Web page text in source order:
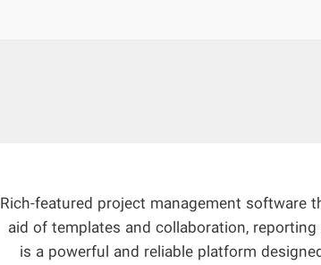
Rich-featured project management software
aid of templates and collaboration,
is a powerful and reliable platform